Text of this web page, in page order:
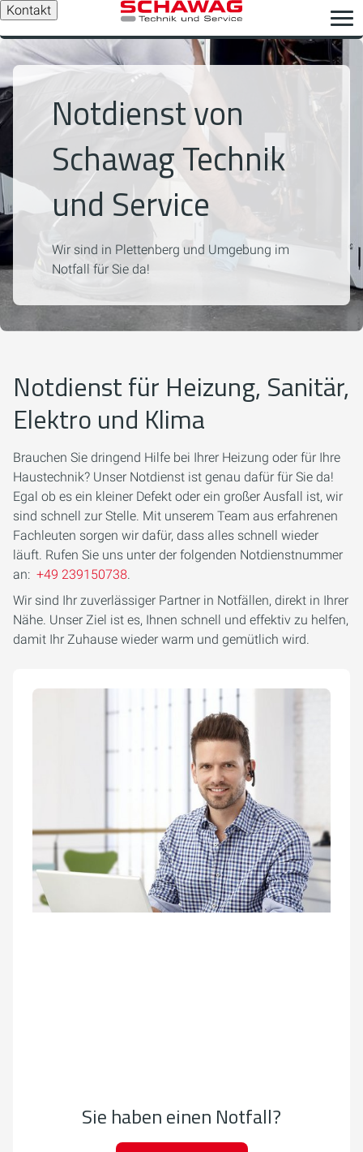
Kontakt
Notdienst von
Schawag Technik
und Service
Wir sind in Plettenberg und Umgebung im
Notfall für Sie da!
Notdienst für Heizung, Sanitär,
Elektro und Klima
Brauchen Sie dringend Hilfe bei Ihrer Heizung oder für Ihre
Haustechnik? Unser Notdienst ist genau dafür für Sie da!
Egal ob es ein kleiner Defekt oder ein großer Ausfall ist, wir
sind schnell zur Stelle. Mit unserem Team aus erfahrenen
Fachleuten sorgen wir dafür, dass alles schnell wieder
läuft. Rufen Sie uns unter der folgenden Notdienstnummer
an: +49 239150738.
Wir sind Ihr zuverlässiger Partner in Notfällen, direkt in Ihrer
Nähe. Unser Ziel ist es, Ihnen schnell und effektiv zu helfen,
damit Ihr Zuhause wieder warm und gemütlich wird.
Sie haben einen Notfall?